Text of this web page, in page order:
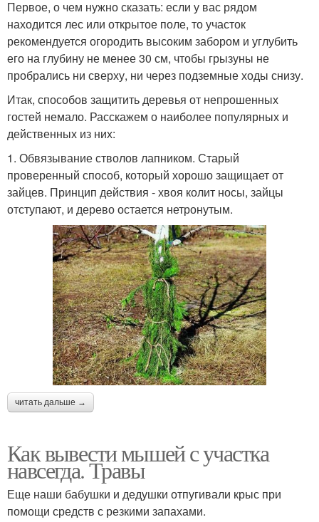
Первое, о чем нужно сказать: если у вас рядом
находится лес или открытое поле, то участок
рекомендуется огородить высоким забором и углубить
его на глубину не менее 30 см, чтобы грызуны не
пробрались ни сверху, ни через подземные ходы снизу.
Итак, способов защитить деревья от непрошенных
гостей немало. Расскажем о наиболее популярных и
действенных из них:
1. Обвязывание стволов лапником. Старый
проверенный способ, который хорошо защищает от
зайцев. Принцип действия - хвоя колит носы, зайцы
отступают, и дерево остается нетронутым.
читать дальше →
Как вывести мышей с участка
навсегда. Травы
Еще наши бабушки и дедушки отпугивали крыс при
помощи средств с резкими запахами.